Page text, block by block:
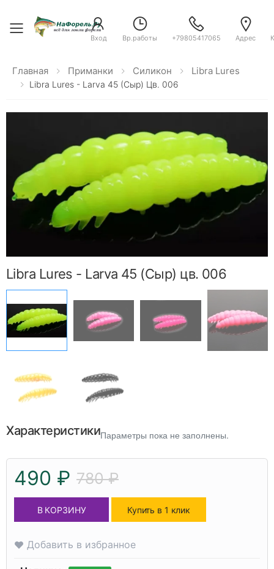
Toggle menu
Вход Вр.работы +79805417065 Адрес
Главная Приманки Силикон Libra Lures
Libra Lures - Larva 45 (Сыр) Цв. 006
Libra Lures - Larva 45 (Сыр) цв. 006
ХарактеристикиПараметры пока не заполнены.
490 ₽ 780 ₽
В КОРЗИНУ Купить в 1 клик
Добавить в избранное